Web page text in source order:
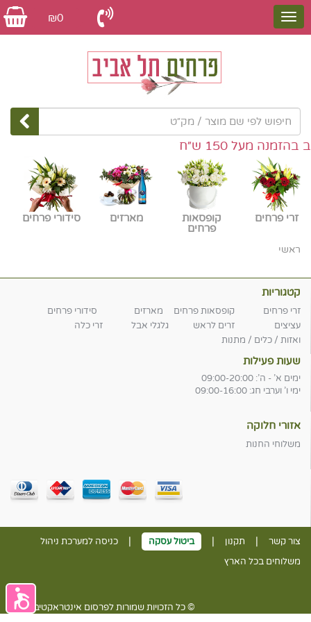
₪0
מעל 150 ש״ח
זרי פרחים
קופסאות
פרחים
מארזים סידורי פרחים
ראשי
קטגוריות
זרי פרחים קופסאות פרחים מארזים
סידורי פרחים
עציצים
זרים לראש גלגלי אבל
זרי כלה
ואזות / כלים / מתנות
שעות פעילות
ימים א' - ה': 09:00-20:00
ימי ו' וערבי חג: 09:00-16:00
אזורי חלוקה
משלוחי החנות
צור קשר | תקנון | ביטול עסקה |
כניסה למערכת ניהול
משלוחים בכל הארץ
© כל הזכויות שמורות לפרסום אינטראקטיבי בע״מ